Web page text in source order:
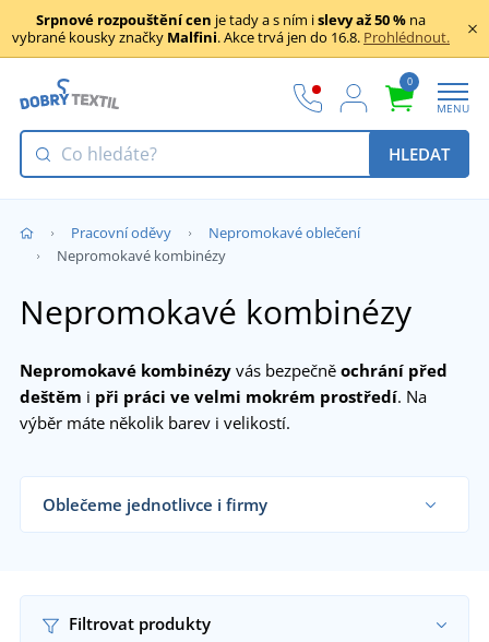
Srpnové rozpouštění cen je tady a s ním islevy až 50 % na
vybrané kousky značky Malfini. Akce trvá jen do 16.8. Prohlédnout.
0
MENU
HLEDAT
Pracovní oděvy
Nepromokavé oblečení
Nepromokavé kombinézy
Nepromokavé kombinézy
Nepromokavé kombinézy vás bezpečně ochrání před
deštěm i při práci ve velmi mokrém prostředí. Na
výběr máte několik barev i velikostí.
Oblečeme jednotlivce i firmy
Filtrovat produkty